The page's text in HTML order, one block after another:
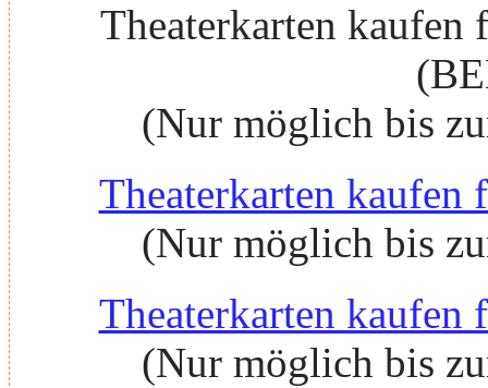
Theaterkarten kaufen
(Nur möglich bis
Theaterkarten kaufen
(Nur möglich bis
Theaterkarten kaufen
(Nur möglich bis